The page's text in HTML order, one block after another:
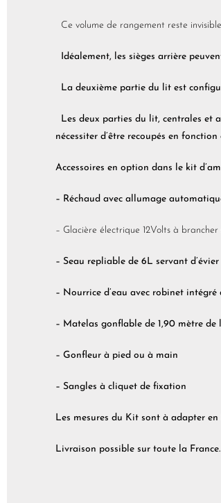
Ce volume de rangement reste
Idéalement, les sièges arrière
La deuxième partie du lit est
Les deux parties du lit, centrales et
nécessiter d’être recoupés en
Accessoires en option dans le kit
– Réchaud avec allumage
– Glacière électrique 12Volts à
– Seau repliable de 6L servant d’évier
– Nourrice d’eau avec robinet intégré
– Matelas gonflable de 1,90 mètre de
– Gonfleur à pied ou à main
– Sangles à cliquet de fixation
Les mesures du Kit sont à adapter
Livraison possible sur toute la France.